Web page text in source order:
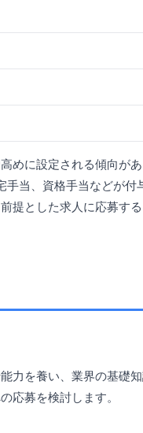
めに設定される傾向があ
手当、資格手当などが付
提とした求人に応募する
力を養い、業界の基礎
応募を検討します。